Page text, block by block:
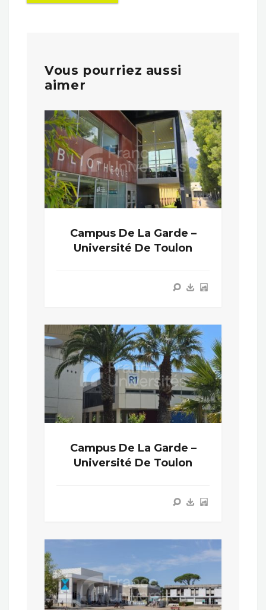
Vous pourriez aussi
aimer
Campus De La Garde –
Université De Toulon
Campus De La Garde –
Université De Toulon